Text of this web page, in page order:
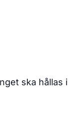
ska hållas i